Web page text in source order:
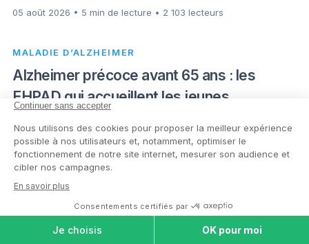
05 août 2026 • 5 min de lecture • 2 103 lecteurs
MALADIE D’ALZHEIMER
Alzheimer précoce avant 65 ans : les
EHPAD qui accueillent les jeunes
04 août 2026 • 5 min de lecture • 806 lecteurs
Articles les plus recherchés
MAISONS DE